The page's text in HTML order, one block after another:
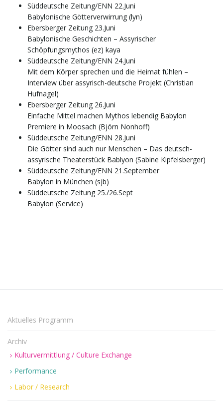
Süddeutsche Zeitung/ENN 22.Juni
Babylonische Götterverwirrung (lyn)
Ebersberger Zeitung 23.Juni
Babylonische Geschichten – Assyrischer
Schöpfungsmythos (ez) kaya
Süddeutsche Zeitung/ENN 24.Juni
Mit dem Körper sprechen und die Heimat fühlen –
Interview über assyrisch-deutsche Projekt (Christian
Hufnagel)
Ebersberger Zeitung 26.Juni
Einfache Mittel machen Mythos lebendig Babylon
Premiere in Moosach (Björn Nonhoff)
Süddeutsche Zeitung/ENN 28.Juni
Die Götter sind auch nur Menschen – Das deutsch-
assyrische Theaterstück Bablyon (Sabine Kipfelsberger)
Süddeutsche Zeitung/ENN 21.September
Babylon in München (sjb)
Süddeutsche Zeitung 25./26.Sept
Babylon (Service)
Aktuelles Programm
Archiv
Kulturvermittlung / Culture Exchange
Performance
Labor / Research